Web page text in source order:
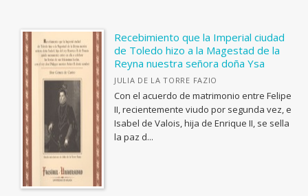
Lineas de Arte
Estudios y Ensayos
Divulga
Innovación Educativa
Manuales
Studia Malacitana
Textos Mínimos
Fuera de Carta
Recebimiento que la Imperial ciudad
de Toledo hizo a la Magestad de la
Reyna nuestra señora doña Ysa
JULIA DE LA TORRE FAZIO
Con el acuerdo de matrimonio entre Felipe
II, recientemente viudo por segunda vez, e
Isabel de Valois, hija de Enrique II, se sella
la paz d...